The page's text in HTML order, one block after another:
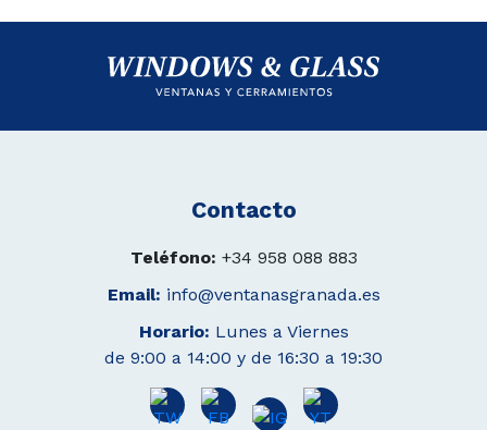
Contacto
Teléfono: +34 958 088 883
Email: info@ventanasgranada.es
Horario: Lunes a Viernes
de 9:00 a 14:00 y de 16:30 a 19:30